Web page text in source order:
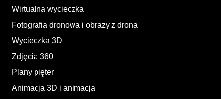
Wirtualna wycieczka
Fotografia dronowa i obrazy z drona
Wycieczka 3D
Zdjęcia 360
Plany pięter
Animacja 3D i animacja​